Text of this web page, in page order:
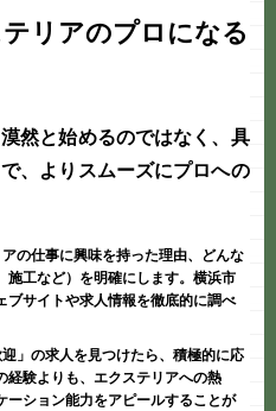
リアのプロになる
然と始めるのではなく、具
、よりスムーズにプロへの
の仕事に興味を持った理由、どんな
施工など）を明確にします。横浜市
ブサイトや求人情報を徹底的に調べ
迎」の求人を見つけたら、積極的に応
経験よりも、エクステリアへの熱
ーション能力をアピールすることが